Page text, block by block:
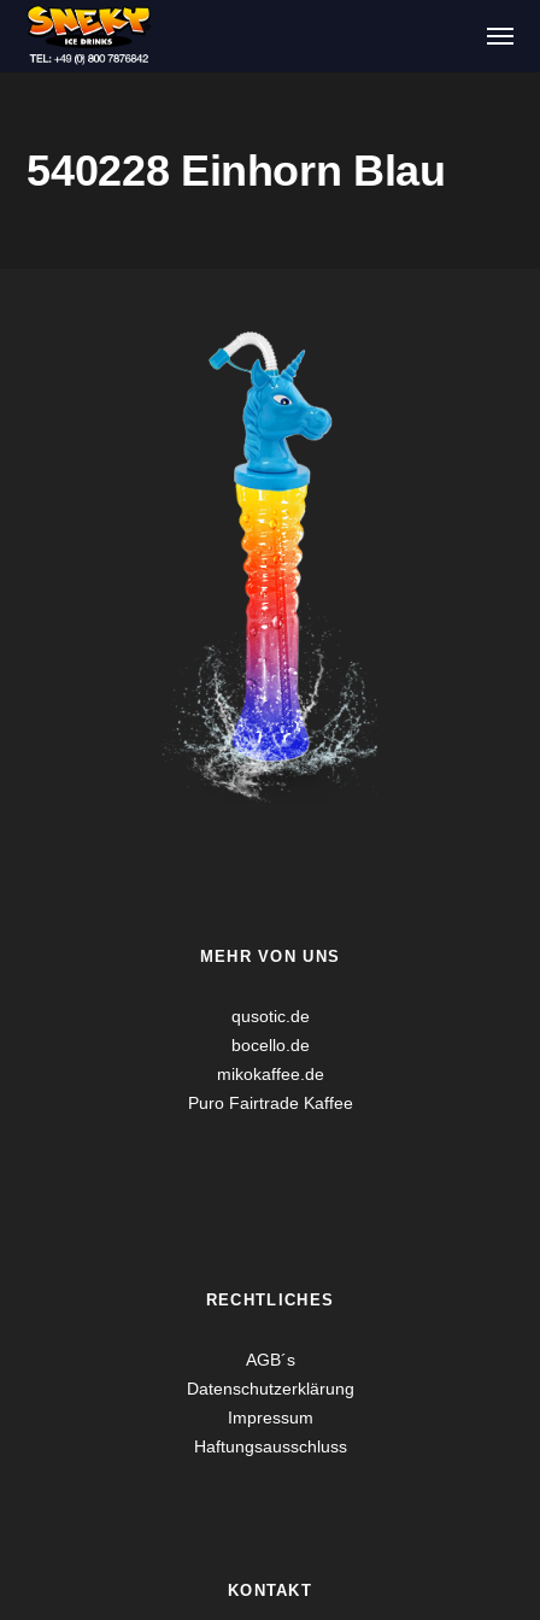
540228 Einhorn Blau
MEHR VON UNS
qusotic.de
bocello.de
mikokaffee.de
Puro Fairtrade Kaffee
RECHTLICHES
AGB´s
Datenschutzerklärung
Impressum
Haftungsausschluss
KONTAKT